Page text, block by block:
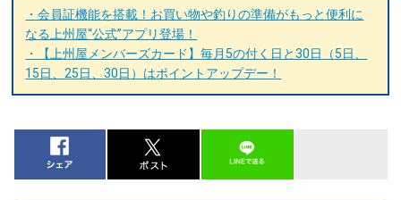
・会員証機能を搭載！お買い物や釣りの準備がもっと便利に
なる上州屋“公式”アプリ登場！
・【上州屋メンバーズカード】毎月5の付く日と30日（5日、
15日、25日、30日）はポイントアップデー！